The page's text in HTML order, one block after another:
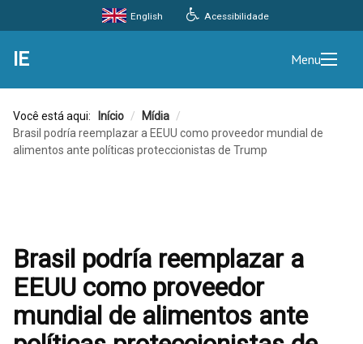
Acessibilidade
English
IE Menu
Você está aqui: Início / Mídia /
Brasil podría reemplazar a EEUU como proveedor mundial de
alimentos ante políticas proteccionistas de Trump
Brasil podría reemplazar a
EEUU como proveedor
mundial de alimentos ante